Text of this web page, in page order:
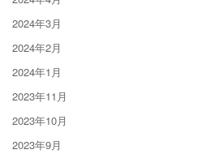
2024年3月
2024年2月
2024年1月
2023年11月
2023年10月
2023年9月